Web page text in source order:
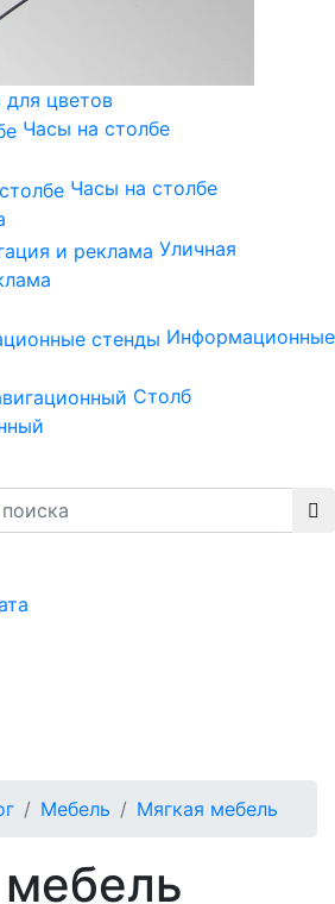
цветов
Часы на столбе
Часы на столбе
Уличная
Информационные
Столб
Мебель Мягкая мебель